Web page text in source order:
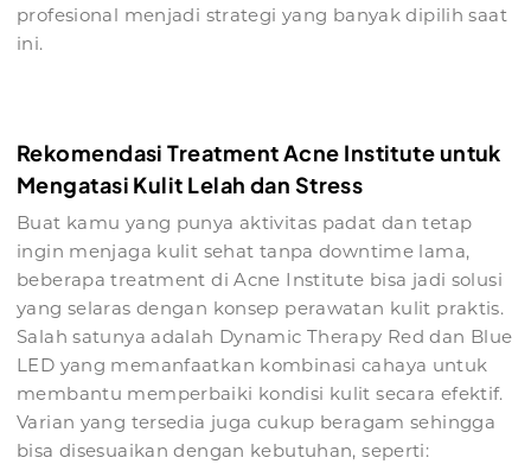
profesional menjadi strategi yang banyak dipilih saat
ini.
Rekomendasi Treatment Acne Institute untuk
Mengatasi Kulit Lelah dan Stress
Buat kamu yang punya aktivitas padat dan tetap
ingin menjaga kulit sehat tanpa downtime lama,
beberapa treatment di Acne Institute bisa jadi solusi
yang selaras dengan konsep perawatan kulit praktis.
Salah satunya adalah Dynamic Therapy Red dan Blue
LED yang memanfaatkan kombinasi cahaya untuk
membantu memperbaiki kondisi kulit secara efektif.
Varian yang tersedia juga cukup beragam sehingga
bisa disesuaikan dengan kebutuhan, seperti: